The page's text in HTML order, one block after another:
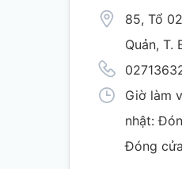
85, Tổ
Quản, T.
Giờ làm
nhật:
Đóng